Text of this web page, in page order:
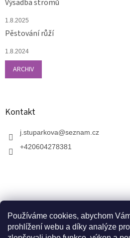
Používáme cookies, abychom
prohlížení webu a díky analýze
Výsadba stromů
1.8.2025
Pěstování růží
1.8.2024
ARCHIV
Kontakt
j.stuparkova@seznam.cz
+420604278381